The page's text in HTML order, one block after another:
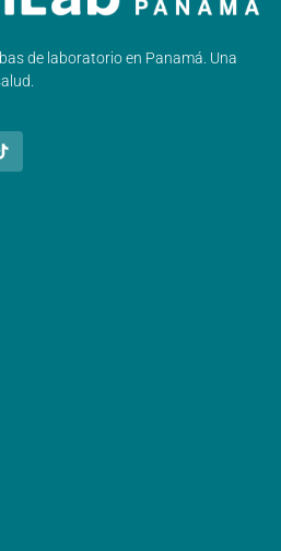
de laboratorio en Panamá. Una